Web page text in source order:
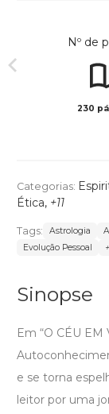
Nº de
230
Categorias:
Ética, +11
Tags: Astrologia
Evolução Pessoal
Sinopse
Em “O CÉU EM
e se torna
leitor por uma